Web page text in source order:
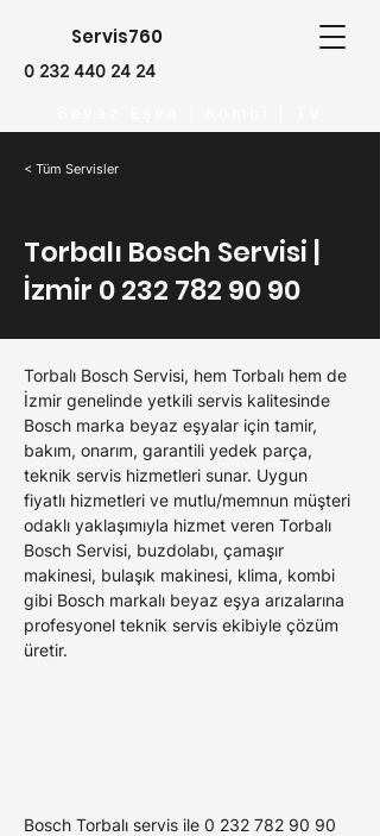
Servis760
0 232 440 24 24
< Tüm Servisler
Torbalı Bosch Servisi |
İzmir 0 232 782 90 90
Torbalı Bosch Servisi, hem Torbalı hem de
İzmir genelinde yetkili servis kalitesinde
Bosch marka beyaz eşyalar için tamir,
bakım, onarım, garantili yedek parça,
teknik servis hizmetleri sunar. Uygun
fiyatlı hizmetleri ve mutlu/memnun müşteri
odaklı yaklaşımıyla hizmet veren Torbalı
Bosch Servisi, buzdolabı, çamaşır
makinesi, bulaşık makinesi, klima, kombi
gibi Bosch markalı beyaz eşya arızalarına
profesyonel teknik servis ekibiyle çözüm
üretir.
Bosch Torbalı servis ile 0 232 782 90 90